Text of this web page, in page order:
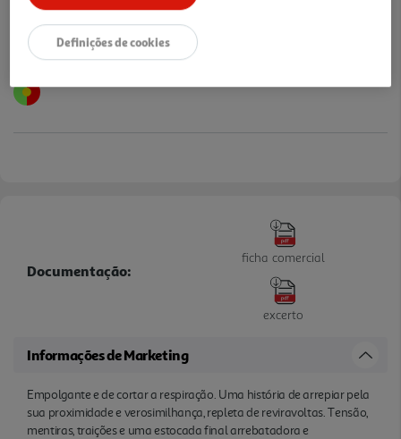
Documentação:
ficha comercial
excerto
Informações de Marketing
Empolgante e de cortar a respiração. Uma história de arrepiar pela
sua proximidade e verosimilhança, repleta de reviravoltas. Tensão,
mentiras, traições e uma estocada final arrebatadora e
Definições de cookies